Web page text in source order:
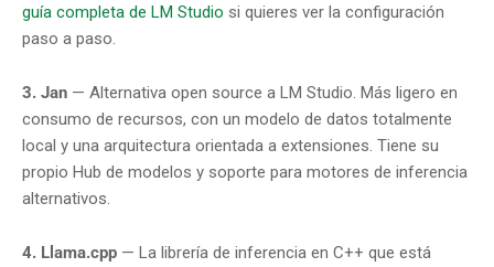
guía completa de LM Studio si quieres ver la configuración
paso a paso.
3. Jan — Alternativa open source a LM Studio. Más ligero en
consumo de recursos, con un modelo de datos totalmente
local y una arquitectura orientada a extensiones. Tiene su
propio Hub de modelos y soporte para motores de inferencia
alternativos.
4. Llama.cpp — La librería de inferencia en C++ que está